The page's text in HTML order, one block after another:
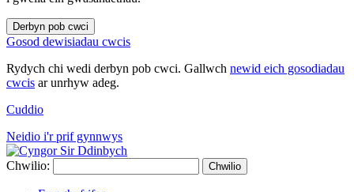
Derbyn pob cwci
Gosod dewisiadau cwcis
Rydych chi wedi derbyn pob cwci. Gallwch newid eich gosodiadau
cwcis ar unrhyw adeg.
Cuddio
Neidio i'r prif gynnwys
Chwilio: Chwilio